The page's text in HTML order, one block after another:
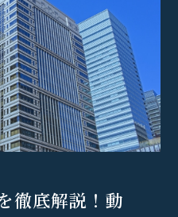
徹底解説！動